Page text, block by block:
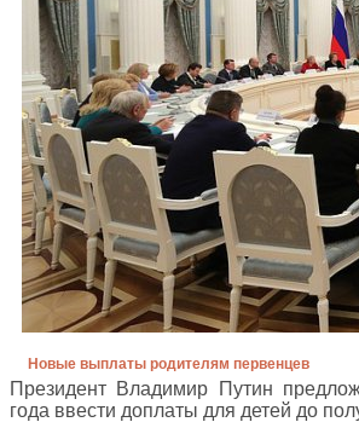
Новые выплаты родителям первенцев
Президент Владимир Путин
года ввести доплаты для детей до